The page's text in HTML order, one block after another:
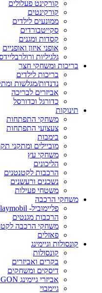
קורקינט פעלולים
קורקינטים
ממונעים לילדים
סקייטבורדים
קסדות ומגנים
אופני איזון ואופניים
גלגיליות
בריכות ומשחקי חצר
בריכות לילדים
נדנדות/מגלשות
אביזרים לבריכה
כדורגל וכדורסל
תינוקות
משחקי התפתחות
צעצועי התפתחות
בימבות
מוביילים ומתקני
משחקי עץ
הליכונים
הרכבות לקטנטנים
נשכנים ורעשנים
משטחי פעילות
משחקי הרכבה
פליימוביל- playmobil
הרכבות מגנטים
משחקי הרכבה
פאזלים
קונסולות וגיימינג
קונסולות
בקרים ואביזרים
דיסקים ומשחקים
אביזרי גיימינג DRAGON
גיימבוי